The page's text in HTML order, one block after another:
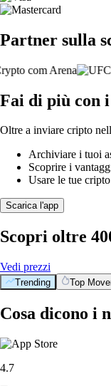
Partner sulla
Fai di più con
Oltre a inviare cripto
Archiviare i tuoi
Scoprire i
Usare le tue
Scarica l'app
Scopri oltre
Vedi prezzi
Trending Top
Cosa dicono i
4.7